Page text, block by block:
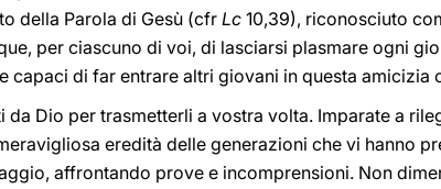
della Parola di Gesù (cfr Lc 10,39), riconosciuto
per ciascuno di voi, di lasciarsi plasmare ogni
capaci di far entrare altri giovani in questa amicizia
Dio per trasmetterli a vostra volta. Imparate a
eredità delle generazioni che vi hanno
affrontando prove e incomprensioni. Non